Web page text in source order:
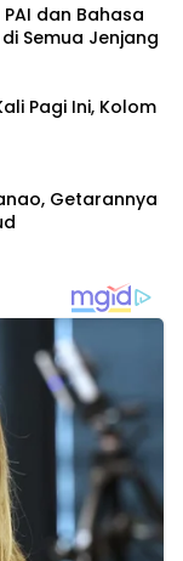
dan Bahasa
Semua Jenjang
Pagi Ini, Kolom
Getarannya